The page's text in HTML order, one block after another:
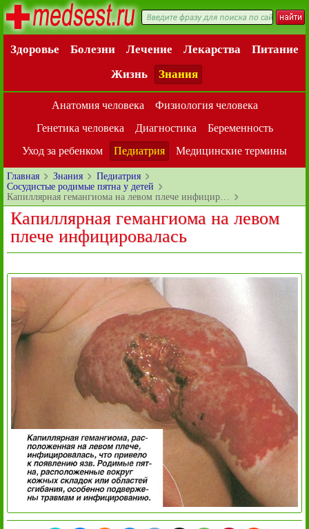
Здоровье Болезни Лечение Лекарства
Питание
Жизнь
Знания
Анатомия человека
Физиология человека
Генетика человека
Диагностика
Беременность
Уход за ребенком
Педиатрия Медицинские термины
Главная Знания
Педиатрия
Сосудистые родимые пятна у детей
Капиллярная гемангиома на левом плече инфицир…
Капиллярная гемангиома на левом
плече инфицировалась